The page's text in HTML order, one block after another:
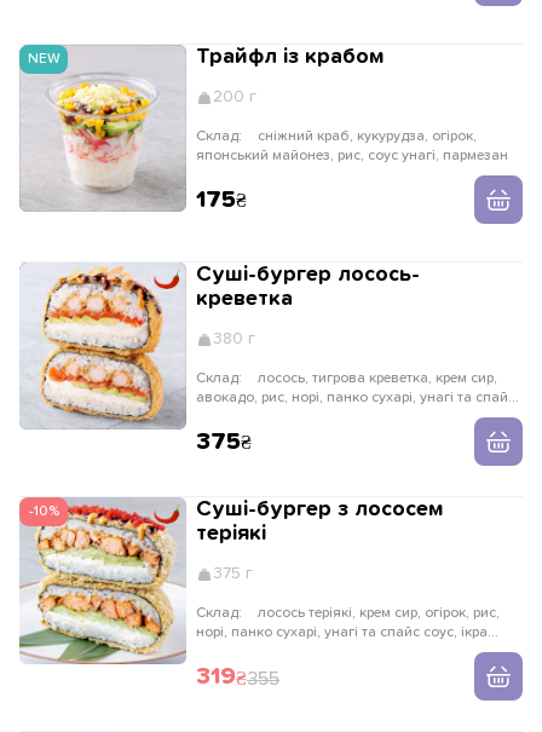
NEW Трайфл із крабом
200 г
Склад:
японський майонез, рис, соус унагі, пармезан
175
Суші-бургер лосось-
креветка
380 г
Склад:
авокадо, рис, норі, панко сухарі, унагі та спайсі
375
-10%
Суші-бургер з лососем
теріякі
375 г
Склад:
норі, панко сухарі, унагі та спайс соус, ікра
319 355